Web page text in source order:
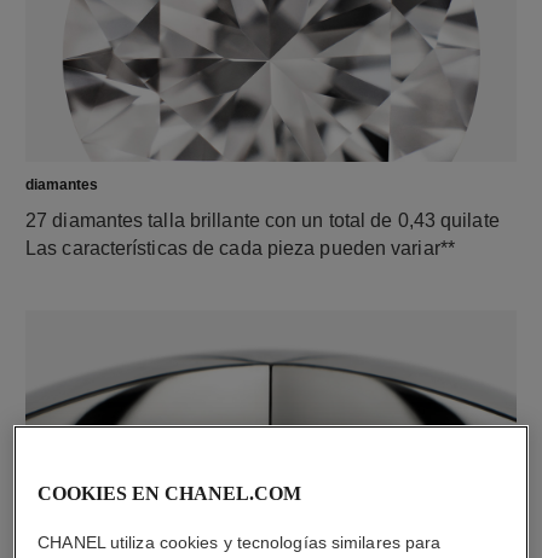
diamantes
27 diamantes talla brillante con un total de 0,43 quilate
Las características de cada pieza pueden variar**
material
COOKIES EN CHANEL.COM
CHANEL utiliza cookies y tecnologías similares para